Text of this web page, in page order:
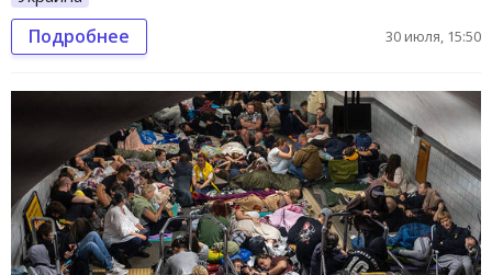
Подробнее 30 июля, 15:50